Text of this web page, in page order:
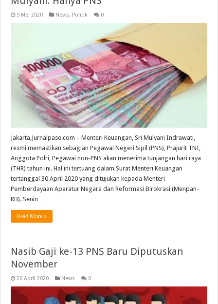
5 Mei 2020 News, Politik 0
Jakarta,Jurnalpase.com – Menteri Keuangan, Sri Mulyani Indrawati,
resmi memastikan sebagian Pegawai Negeri Sipil (PNS), Prajurit TNI,
Anggota Polri, Pegawai non-PNS akan menerima tunjangan hari raya
(THR) tahun ini. Hal ini tertuang dalam Surat Menteri Keuangan
tertanggal 30 April 2020 yang ditujukan kepada Menteri
Pemberdayaan Aparatur Negara dan Reformasi Birokrasi (Menpan-
RB). Senin …
Read More »
Nasib Gaji ke-13 PNS Baru Diputuskan
November
26 April 2020 News 0